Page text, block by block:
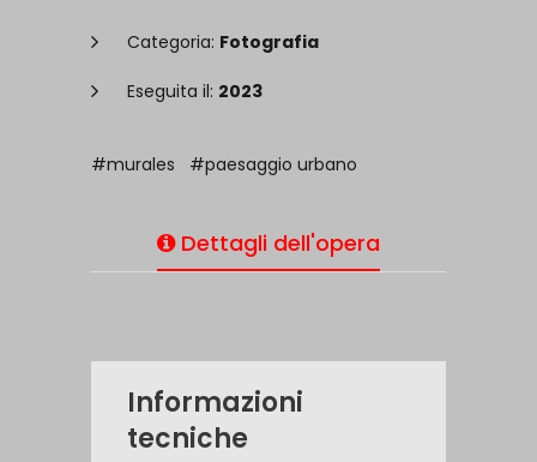
Categoria: Fotografia
Eseguita il: 2023
#murales #paesaggio urbano
Dettagli dell'opera
Informazioni
tecniche